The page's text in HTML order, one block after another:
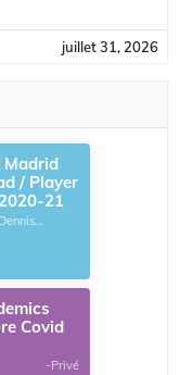
juillet 31, 2026
Madrid
/ Player
21
Covid
-Privé